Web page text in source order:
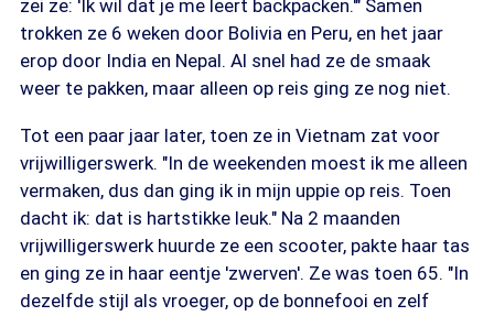
zei ze: 'Ik wil dat je me leert backpacken.'" Samen
trokken ze 6 weken door Bolivia en Peru, en het jaar
erop door India en Nepal. Al snel had ze de smaak
weer te pakken, maar alleen op reis ging ze nog niet.
Tot een paar jaar later, toen ze in Vietnam zat voor
vrijwilligerswerk. "In de weekenden moest ik me alleen
vermaken, dus dan ging ik in mijn uppie op reis. Toen
dacht ik: dat is hartstikke leuk." Na 2 maanden
vrijwilligerswerk huurde ze een scooter, pakte haar tas
en ging ze in haar eentje 'zwerven'. Ze was toen 65. "In
dezelfde stijl als vroeger, op de bonnefooi en zelf